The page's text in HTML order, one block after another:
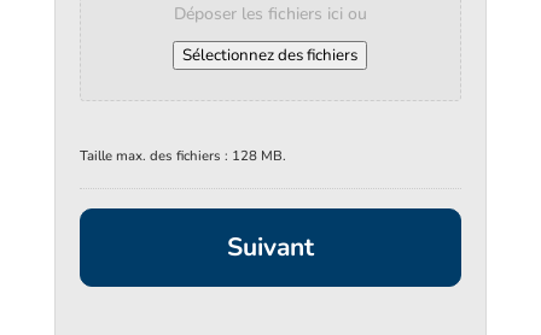
Déposer les fichiers ici ou
Sélectionnez des fichiers
Taille max. des fichiers : 128 MB.